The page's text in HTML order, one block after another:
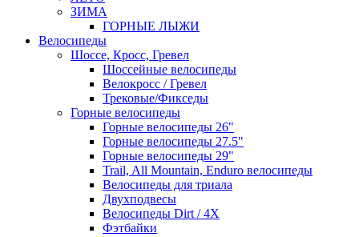
ЗИМА
ГОРНЫЕ ЛЫЖИ
Велосипеды
Шоссе, Кросс, Гревел
Шоссейные велосипеды
Велокросс / Гревел
Трековые/Фикседы
Горные велосипеды
Горные велосипеды 26"
Горные велосипеды 27.5"
Горные велосипеды 29"
Trail, All Mountain, Enduro велосипеды
Велосипеды для триала
Двухподвесы
Велосипеды Dirt / 4X
Фэтбайки